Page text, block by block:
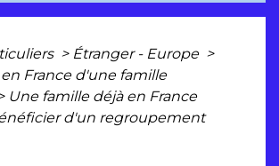
> Étranger - Europe >
France d'une famille
Une famille déjà en France
d'un regroupement